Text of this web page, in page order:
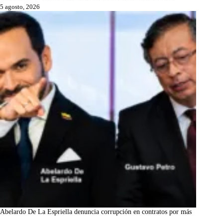
5 agosto, 2026
Abelardo De La Espriella denuncia corrupción en contratos por más